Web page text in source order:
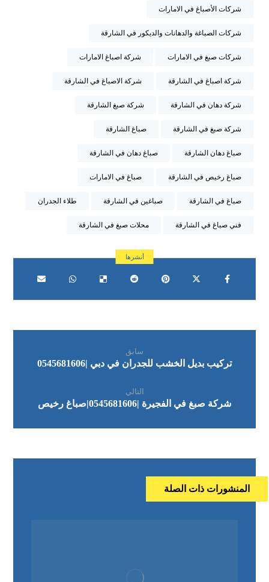
شركات الأصباغ في الامارات
شركات الصباغة والدهانات والديكور في الشارقة
شركات صبغ في الامارات شركة اصباغ الامارات
شركة اصباغ في الشارقة شركة الاصباغ في الشارقة
شركة دهان في الشارقة شركة صبغ الشارقة
شركة صبغ في الشارقة صباغ الشارقة
صباغ دهان الشارقة صباغ دهان في الشارقة
صباغ رخيص في الشارقة صباغ في الامارات
صباغ في الشارقة صباغين في الشارقة طلاء الجدران
فني صباغ في الشارقة محلات صبغ في الشارقة
سابق
تركيب بديل الخشب للجدران في دبي |0545681606
التالي
شركة صبغ في الفجيرة |0545681606|صباغ رخيص
المنشورات ذات الصلة